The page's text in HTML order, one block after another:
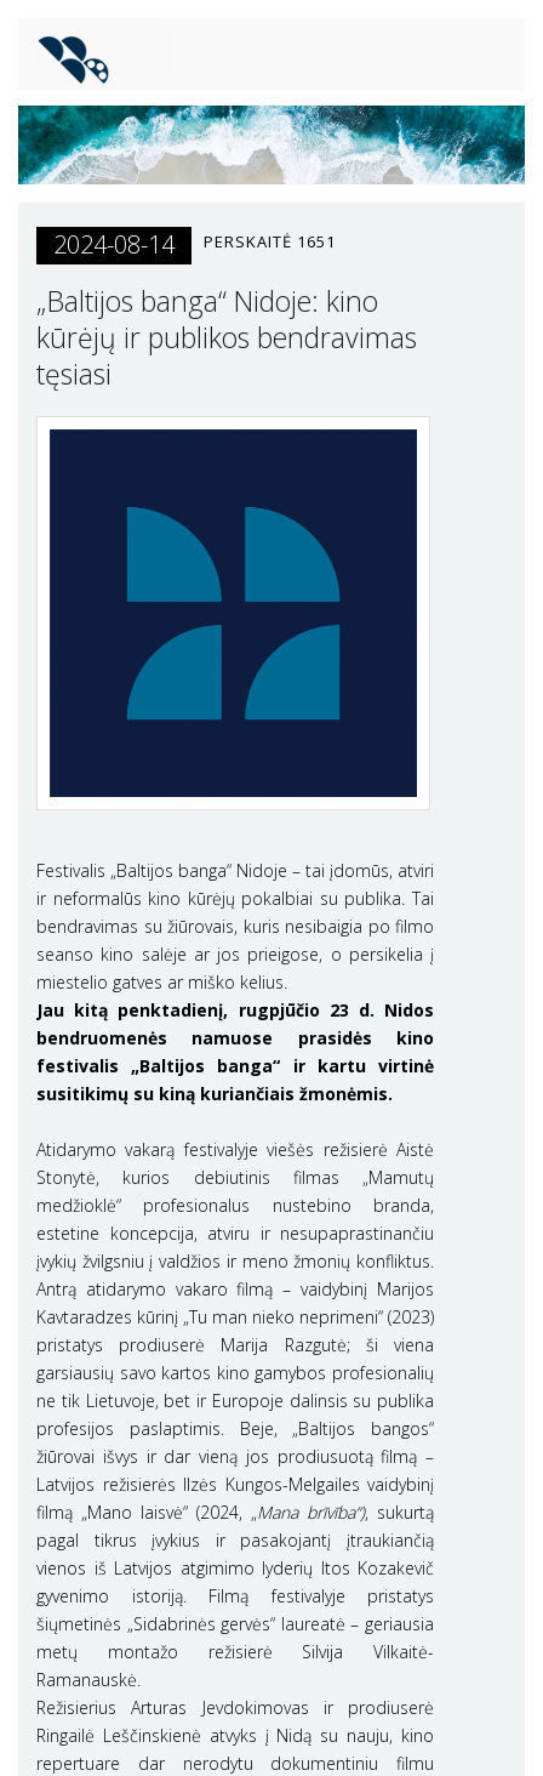
2024-08-14 PERSKAITĖ 1651
„Baltijos banga“ Nidoje: kino
kūrėjų ir publikos bendravimas
tęsiasi
Festivalis „Baltijos banga“ Nidoje – tai įdomūs, atviri
ir neformalūs kino kūrėjų pokalbiai su publika. Tai
bendravimas su žiūrovais, kuris nesibaigia po filmo
seanso kino salėje ar jos prieigose, o persikelia į
miestelio gatves ar miško kelius.
Jau kitą penktadienį, rugpjūčio 23 d. Nidos
bendruomenės namuose prasidės kino
festivalis „Baltijos banga“ ir kartu virtinė
susitikimų su kiną kuriančiais žmonėmis.
Atidarymo vakarą festivalyje viešės režisierė Aistė
Stonytė, kurios debiutinis filmas „Mamutų
medžioklė“ profesionalus nustebino branda,
estetine koncepcija, atviru ir nesupaprastinančiu
įvykių žvilgsniu į valdžios ir meno žmonių konfliktus.
Antrą atidarymo vakaro filmą – vaidybinį Marijos
Kavtaradzes kūrinį „Tu man nieko neprimeni“ (2023)
pristatys prodiuserė Marija Razgutė; ši viena
garsiausių savo kartos kino gamybos profesionalių
ne tik Lietuvoje, bet ir Europoje dalinsis su publika
profesijos paslaptimis. Beje, „Baltijos bangos“
žiūrovai išvys ir dar vieną jos prodiusuotą filmą –
Latvijos režisierės Ilzės Kungos-Melgailes vaidybinį
filmą „Mano laisvė“ (2024, „Mana brīvība“), sukurtą
pagal tikrus įvykius ir pasakojantį įtraukiančią
vienos iš Latvijos atgimimo lyderių Itos Kozakevič
gyvenimo istoriją. Filmą festivalyje pristatys
šiųmetinės „Sidabrinės gervės“ laureatė – geriausia
metų montažo režisierė Silvija Vilkaitė-
Ramanauskė.
Režisierius Arturas Jevdokimovas ir prodiuserė
Ringailė Leščinskienė atvyks į Nidą su nauju, kino
repertuare dar nerodytu dokumentiniu filmu